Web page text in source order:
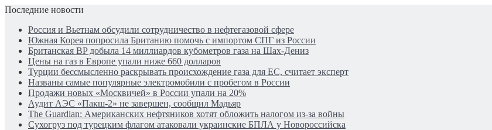
Последние новости
Россия и Вьетнам обсудили сотрудничество в нефтегазовой сфере
Южная Корея попросила Британию помочь с импортом СПГ из России
Британская BP добыла 14 миллиардов кубометров газа на Шах-Дениз
Цены на газ в Европе упали ниже 660 долларов
Турции бессмысленно раскрывать происхождение газа для ЕС, считает эксперт
Названы самые популярные электромобили с пробегом в России
Продажи новых «Москвичей» в России упали на 20%
Аудит АЭС «Пакш-2» не завершен, сообщил Мадьяр
The Guardian: Американских нефтяников хотят обложить налогом из-за войны
Сухогруз под турецким флагом атаковали украинские БПЛА у Новороссийска